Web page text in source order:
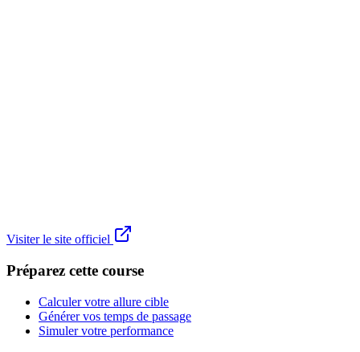
Visiter le site officiel
Préparez cette course
Calculer votre allure cible
Générer vos temps de passage
Simuler votre performance